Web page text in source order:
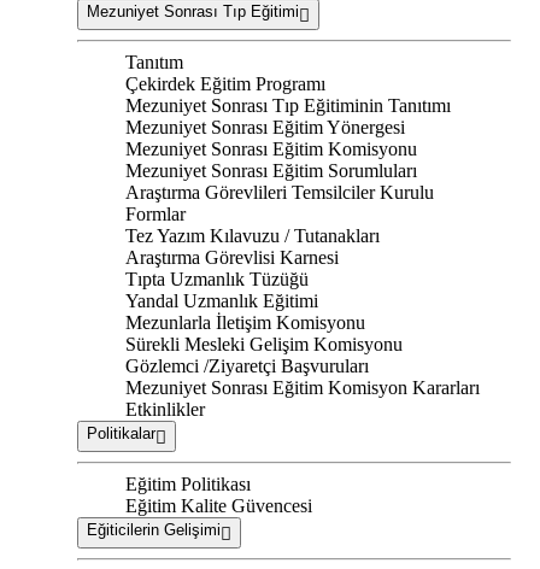
Mezuniyet Sonrası Tıp Eğitimi
Tanıtım
Çekirdek Eğitim Programı
Mezuniyet Sonrası Tıp Eğitiminin Tanıtımı
Mezuniyet Sonrası Eğitim Yönergesi
Mezuniyet Sonrası Eğitim Komisyonu
Mezuniyet Sonrası Eğitim Sorumluları
Araştırma Görevlileri Temsilciler Kurulu
Formlar
Tez Yazım Kılavuzu / Tutanakları
Araştırma Görevlisi Karnesi
Tıpta Uzmanlık Tüzüğü
Yandal Uzmanlık Eğitimi
Mezunlarla İletişim Komisyonu
Sürekli Mesleki Gelişim Komisyonu
Gözlemci /Ziyaretçi Başvuruları
Mezuniyet Sonrası Eğitim Komisyon Kararları
Etkinlikler
Politikalar
Eğitim Politikası
Eğitim Kalite Güvencesi
Eğiticilerin Gelişimi